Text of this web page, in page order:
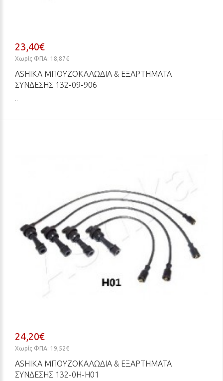
23,40€
Χωρίς ΦΠΑ: 18,87€
ASHIKA ΜΠΟΥΖΟΚΑΛΏΔΙΑ & ΕΞΑΡΤΉΜΑΤΑ
ΣΎΝΔΕΣΗΣ 132-09-906
..
24,20€
Χωρίς ΦΠΑ: 19,52€
ASHIKA ΜΠΟΥΖΟΚΑΛΏΔΙΑ & ΕΞΑΡΤΉΜΑΤΑ
ΣΎΝΔΕΣΗΣ 132-0H-H01